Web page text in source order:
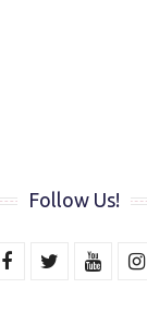
Follow Us!